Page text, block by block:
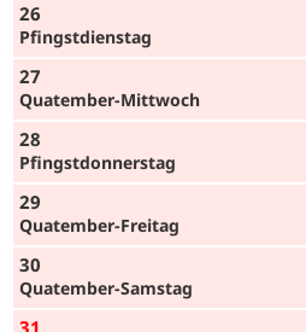
26
Pfingst­dienstag
27
Quatember-Mittwoch
28
Pfingst­donnerstag
29
Quatember-Freitag
30
Quatember-Samstag